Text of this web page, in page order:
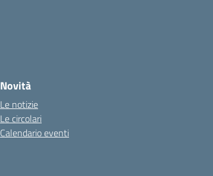
Novità
Le notizie
Le circolari
Calendario eventi